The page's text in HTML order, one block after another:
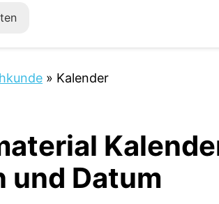
» Kalender
und Datum